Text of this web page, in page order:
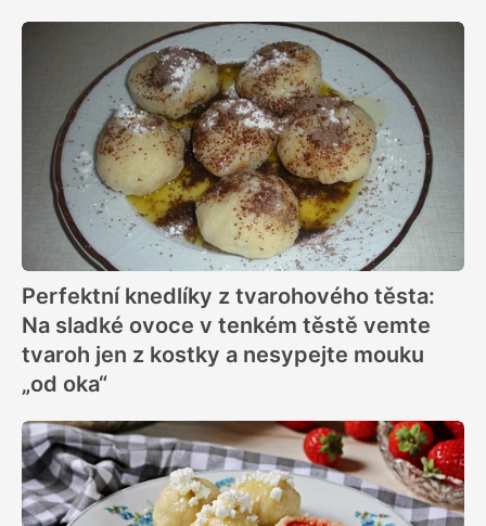
Perfektní knedlíky z tvarohového těsta:
Na sladké ovoce v tenkém těstě vemte
tvaroh jen z kostky a nesypejte mouku
„od oka“